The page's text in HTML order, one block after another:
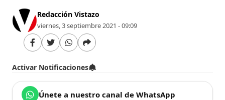
Redacción Vistazo
viernes, 3 septiembre 2021 - 09:09
Activar Notificaciones
Únete a nuestro canal de WhatsApp